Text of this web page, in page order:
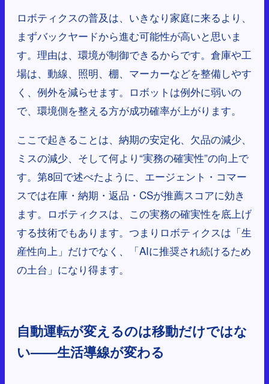
ロボティクスの普及は、いきなり家庭に来るより、
まずバックヤードから進む可能性が高いと思いま
す。理由は、環境が制御できるからです。倉庫や工
場は、動線、照明、棚、マーカーなどを整備しやす
く、例外を減らせます。ロボットは例外に弱いの
で、環境側を整える方が成功確率が上がります。
ここで起きることは、納期の安定化、欠品の減少、
ミスの減少、そして何より“実務の確実性”の向上で
す。第8回で述べたように、エージェント・コマー
スでは在庫・納期・返品・CSが推薦スコアに効き
ます。ロボティクスは、この実務の確実性を底上げ
する技術でもあります。つまりロボティクスは「生
産性向上」だけでなく、「AIに推奨され続けるため
の土台」になり得ます。
自動運転が変えるのは移動だけではな
い——生活導線が変わる